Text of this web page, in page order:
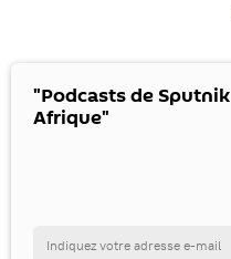
"Podcasts de Sputnik
Afrique"